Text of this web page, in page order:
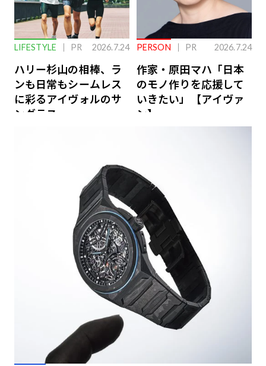
LIFESTYLE PR 2026.7.24
ハリー杉山の相棒、ラ
ンも日常もシームレス
に彩るアイヴォルのサ
ングラス
PERSON PR 2026.7.24
作家・原田マハ「日本
のモノ作りを応援して
いきたい」【アイヴァ
ン】